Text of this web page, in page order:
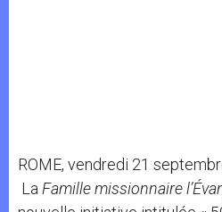
ROME, vendredi 21
La Famille missionnaire